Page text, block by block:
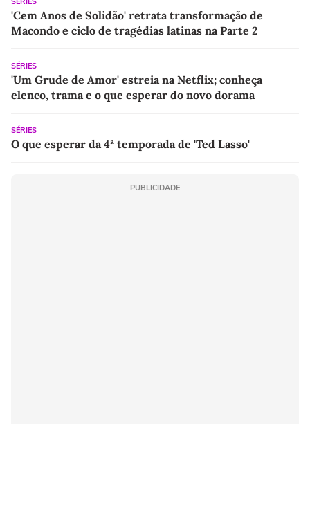
'Cem Anos de Solidão' retrata transformação de
Macondo e ciclo de tragédias latinas na Parte 2
SÉRIES
'Um Grude de Amor' estreia na Netflix; conheça
elenco, trama e o que esperar do novo dorama
SÉRIES
O que esperar da 4ª temporada de 'Ted Lasso'
PUBLICIDADE